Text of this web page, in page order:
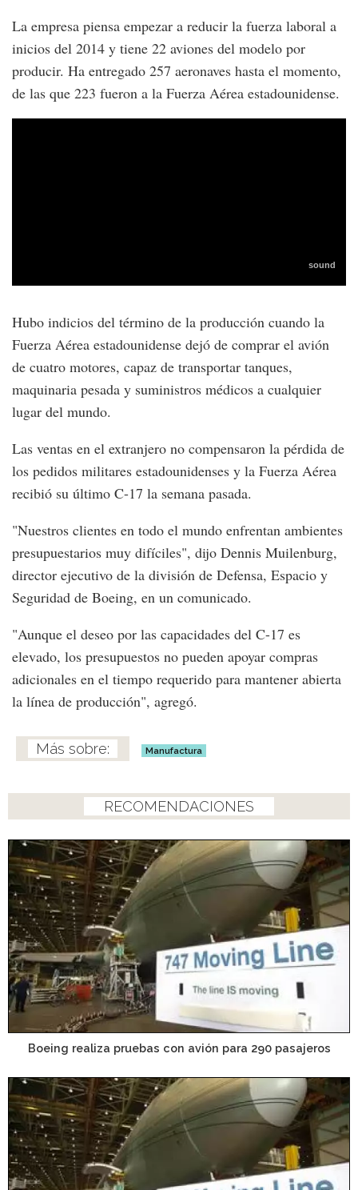
La empresa piensa empezar a reducir la fuerza laboral a
inicios del 2014 y tiene 22 aviones del modelo por
producir. Ha entregado 257 aeronaves hasta el momento,
de las que 223 fueron a la Fuerza Aérea estadounidense.
Hubo indicios del término de la producción cuando la
Fuerza Aérea estadounidense dejó de comprar el avión
de cuatro motores, capaz de transportar tanques,
maquinaria pesada y suministros médicos a cualquier
lugar del mundo.
Las ventas en el extranjero no compensaron la pérdida de
los pedidos militares estadounidenses y la Fuerza Aérea
recibió su último C-17 la semana pasada.
"Nuestros clientes en todo el mundo enfrentan ambientes
presupuestarios muy difíciles", dijo Dennis Muilenburg,
director ejecutivo de la división de Defensa, Espacio y
Seguridad de Boeing, en un comunicado.
"Aunque el deseo por las capacidades del C-17 es
elevado, los presupuestos no pueden apoyar compras
adicionales en el tiempo requerido para mantener abierta
la línea de producción", agregó.
Manufactura
RECOMENDACIONES
Boeing realiza pruebas con avión para 290 pasajeros